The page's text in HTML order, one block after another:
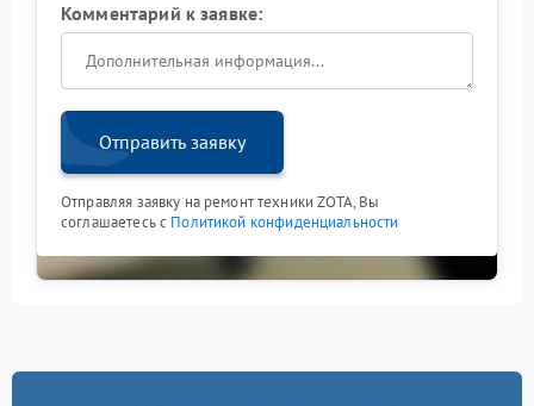
Комментарий к заявке:
Отправить заявку
Отправляя заявку на ремонт техники ZOTA, Вы
соглашаетесь с Политикой конфиденциальности